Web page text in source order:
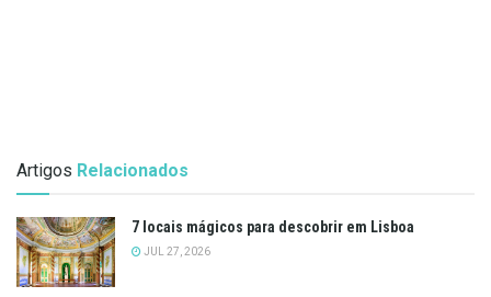
Artigos Relacionados
7 locais mágicos para descobrir em Lisboa
JUL 27, 2026